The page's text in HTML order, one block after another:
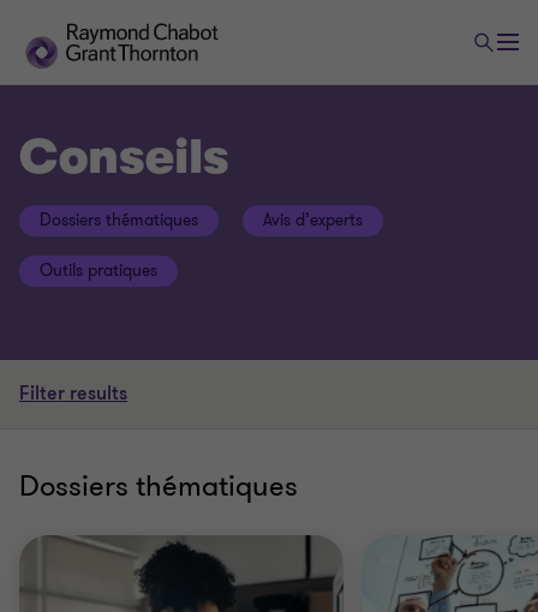
Conseils
Dossiers thématiques Avis d’experts
Outils pratiques
Filter results
Dossiers thématiques